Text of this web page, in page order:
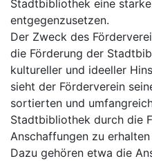
Stadtbibliothek eine
entgegenzusetzen.
Der Zweck des
die Förderung der
kultureller und ideeller
sieht der Förderverein
sortierten und
Stadtbibliothek durch die
Anschaffungen zu
Dazu gehören etwa die